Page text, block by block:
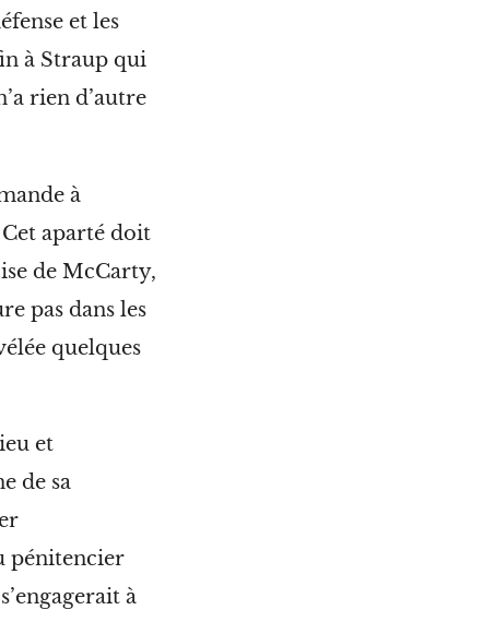
et les
à Straup qui
rien d’autre
à
Cet aparté doit
de McCarty,
pas dans les
quelques
et
de sa
pénitencier
à